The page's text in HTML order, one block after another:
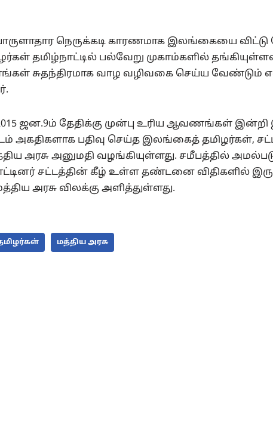
நெருக்கடி காரணமாக இலங்கையை விட்டு
தமிழ்நாட்டில் பல்வேறு முகாம்களில்
சுதந்திரமாக வாழ வழிவகை செய்ய வேண்டும்
ஜன.9ம் தேதிக்கு முன்பு உரிய ஆவணங்கள் இன்றி
அகதிகளாக பதிவு செய்த இலங்கைத் தமிழர்கள்,
அரசு அனுமதி வழங்கியுள்ளது. சமீபத்தில்
சட்டத்தின் கீழ் உள்ள தண்டனை விதிகளில்
அரசு விலக்கு அளித்துள்ளது.
மத்திய அரசு